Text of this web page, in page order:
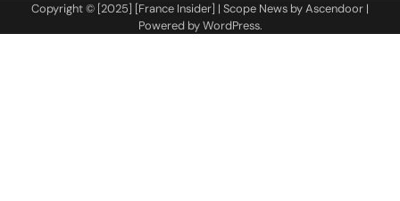
Copyright © [2025] [France Insider] | Scope News byAscendoor |
Powered byWordPress.